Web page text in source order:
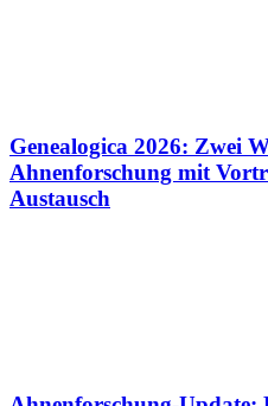
Genealogica 2026: Zwei
Ahnenforschung mit
Austausch